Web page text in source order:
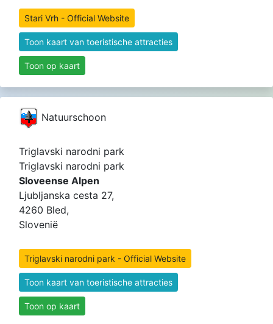
Stari Vrh - Official Website
Toon kaart van toeristische attracties
Toon op kaart
Natuurschoon
Triglavski narodni park
Triglavski narodni park
Sloveense Alpen
Ljubljanska cesta 27,
4260 Bled,
Slovenië
Triglavski narodni park - Official Website
Toon kaart van toeristische attracties
Toon op kaart